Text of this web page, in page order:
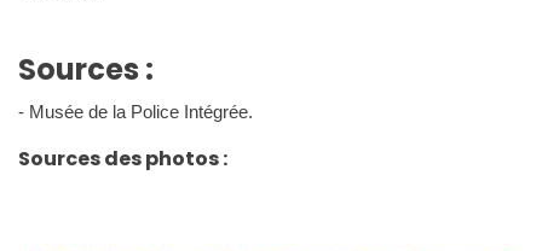
Sources :
- Musée de la Police Intégrée.
Sources des photos :